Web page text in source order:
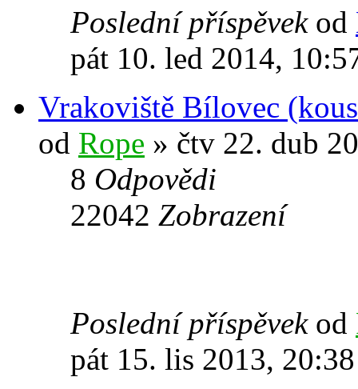
Poslední příspěvek od
pát 10. led 2014,
Vrakoviště Bílovec
od Rope » čtv 22. dub
8 Odpovědi
22042 Zobrazení
Poslední příspěvek od
pát 15. lis 2013, 20:38